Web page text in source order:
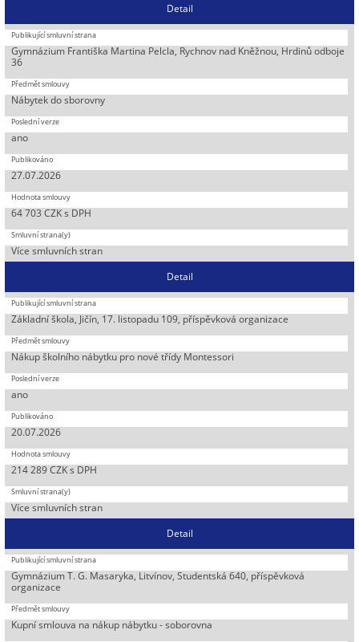
Detail
Gymnázium Františka Martina Pelcla, Rychnov nad Kněžnou, Hrdinů odboje
36
Nábytek do sborovny
ano
27.07.2026
64 703 CZK s DPH
Více smluvních stran
Detail
Základní škola, Jičín, 17. listopadu 109, příspěvková organizace
Nákup školního nábytku pro nové třídy Montessori
ano
20.07.2026
214 289 CZK s DPH
Více smluvních stran
Detail
Gymnázium T. G. Masaryka, Litvínov, Studentská 640, příspěvková
organizace
Kupní smlouva na nákup nábytku - soborovna